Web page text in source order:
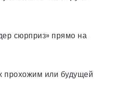
сюрприз» прямо на
или будущей